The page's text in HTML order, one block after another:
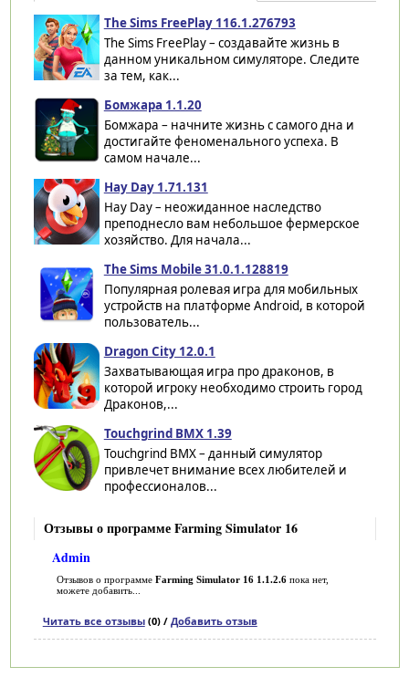
The Sims FreePlay 116.1.276793
The Sims FreePlay – создавайте жизнь в
данном уникальном симуляторе. Следите
за тем, как...
Бомжара 1.1.20
Бомжара – начните жизнь с самого дна и
достигайте феноменального успеха. В
самом начале...
Hay Day 1.71.131
Hay Day – неожиданное наследство
преподнесло вам небольшое фермерское
хозяйство. Для начала...
The Sims Mobile 31.0.1.128819
Популярная ролевая игра для мобильных
устройств на платформе Android, в которой
пользователь...
Dragon City 12.0.1
Захватывающая игра про драконов, в
которой игроку необходимо строить город
Драконов,...
Touchgrind BMX 1.39
Touchgrind BMX – данный симулятор
привлечет внимание всех любителей и
профессионалов...
Отзывы о программе Farming Simulator 16
Admin
Отзывов о программе Farming Simulator 16 1.1.2.6пока нет,
можете добавить...
Читать все отзывы(0) / Добавить отзыв